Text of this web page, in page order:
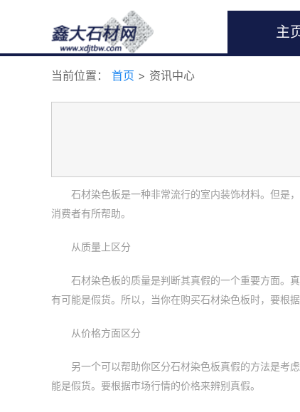
主
当前位置： 首页 > 资讯中心
石材染色板是一种非常流行的室内装饰材料。但是
消费者有所帮助。
从质量上区分
石材染色板的质量是判断其真假的一个重要方面。
有可能是假货。所以，当你在购买石材染色板时，要根据
从价格方面区分
另一个可以帮助你区分石材染色板真假的方法是考
能是假货。要根据市场行情的价格来辨别真假。